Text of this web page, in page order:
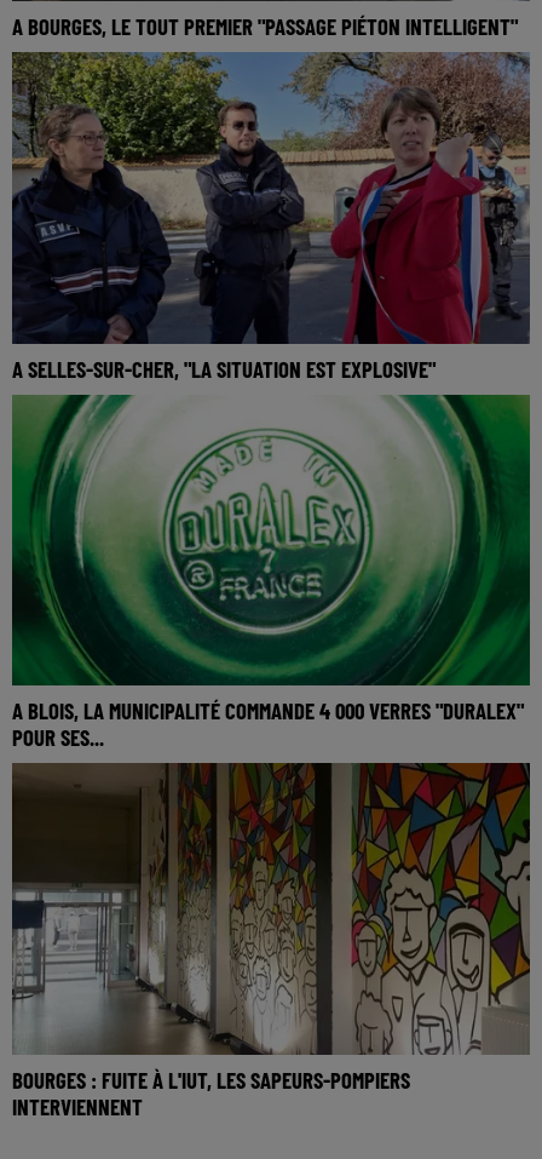
A BOURGES, LE TOUT PREMIER "PASSAGE PIÉTON INTELLIGENT"
A SELLES-SUR-CHER, "LA SITUATION EST EXPLOSIVE"
A BLOIS, LA MUNICIPALITÉ COMMANDE 4 000 VERRES "DURALEX"
POUR SES...
BOURGES : FUITE À L'IUT, LES SAPEURS-POMPIERS
INTERVIENNENT